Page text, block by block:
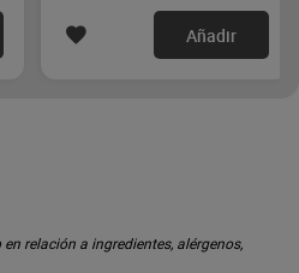
Añadir
relación a ingredientes, alérgenos,